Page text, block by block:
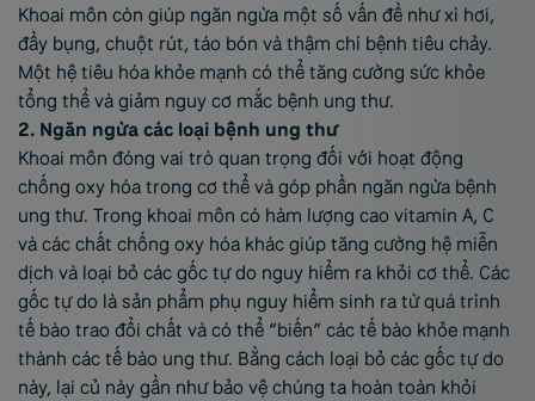
Khoai môn còn giúp ngăn ngừa một số vấn đề như xì hơi,
đầy bụng, chuột rút, táo bón và thậm chí bệnh tiêu chảy.
Một hệ tiêu hóa khỏe mạnh có thể tăng cường sức khỏe
tổng thể và giảm nguy cơ mắc bệnh ung thư.
2. Ngăn ngừa các loại bệnh ung thư
Khoai môn đóng vai trò quan trọng đối với hoạt động
chống oxy hóa trong cơ thể và góp phần ngăn ngừa bệnh
ung thư. Trong khoai môn có hàm lượng cao vitamin A, C
và các chất chống oxy hóa khác giúp tăng cường hệ miễn
dịch và loại bỏ các gốc tự do nguy hiểm ra khỏi cơ thể. Các
gốc tự do là sản phẩm phụ nguy hiểm sinh ra từ quá trình
tế bào trao đổi chất và có thể “biến” các tế bào khỏe mạnh
thành các tế bào ung thư. Bằng cách loại bỏ các gốc tự do
này, lại củ này gần như bảo vệ chúng ta hoàn toàn khỏi